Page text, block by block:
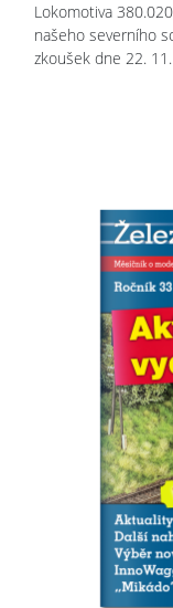
Lokomotiva
našeho severního
zkoušek dne 22.